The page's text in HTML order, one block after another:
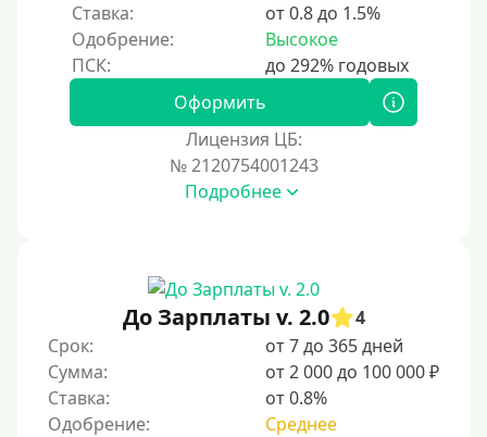
На Новый Год
Для исправления кредитной истории
На погашение других займов
До зарплаты
Без документов
По ИНН
По загранпаспорту
По военному билету
Ставка:
от 0.8 до 1.5%
Одобрение:
Высокое
Оформить
Лицензия ЦБ:
№ 2120754001243
Подробнее
До Зарплаты v. 2.0
4
Срок:
от 7 до 365 дней
Сумма:
от 2 000 до 100 000 ₽
Ставка:
от 0.8%
Одобрение:
Среднее